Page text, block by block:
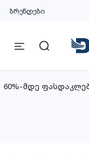
ბრენდები
60%-მდე